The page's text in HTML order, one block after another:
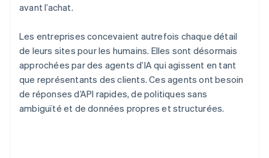
avant l’achat.
Les entreprises concevaient autrefois chaque détail
de leurs sites pour les humains. Elles sont désormais
approchées par des agents d’IA qui agissent en tant
que représentants des clients. Ces agents ont besoin
de réponses d’API rapides, de politiques sans
ambiguïté et de données propres et structurées.